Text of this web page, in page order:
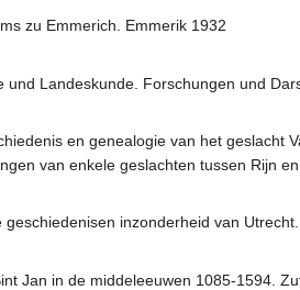
zu Emmerich. Emmerik 1932
und Landeskunde. Forschungen und
en genealogie van het
van enkele geslachten tussen Rijn
inzonderheid van
Jan in de middeleeuwen 1085-1594.